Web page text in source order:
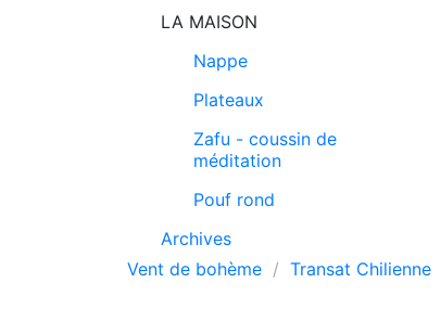
LA MAISON
Nappe
Plateaux
Zafu - coussin de
méditation
Pouf rond
Archives
Vent de bohème
Transat Chilienne